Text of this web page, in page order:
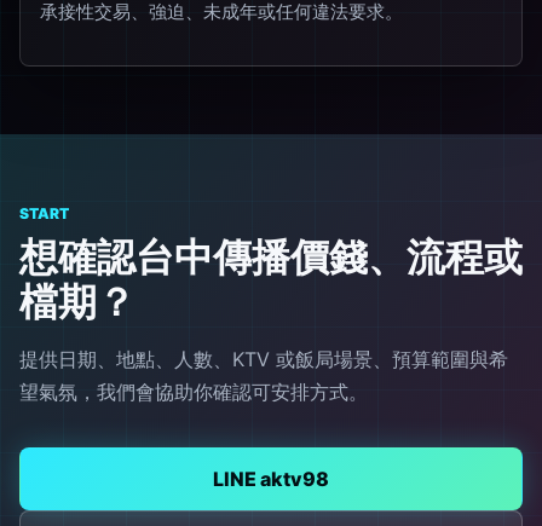
承接性交易、強迫、未成年或任何違法要求。
START
想確認台中傳播價錢、流程或
檔期？
提供日期、地點、人數、KTV 或飯局場景、預算範圍與希
望氣氛，我們會協助你確認可安排方式。
LINE aktv98